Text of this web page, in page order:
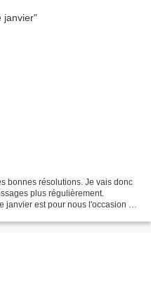
bonnes résolutions. Je vais donc
plus régulièrement.
janvier est pour nous l'occasion de